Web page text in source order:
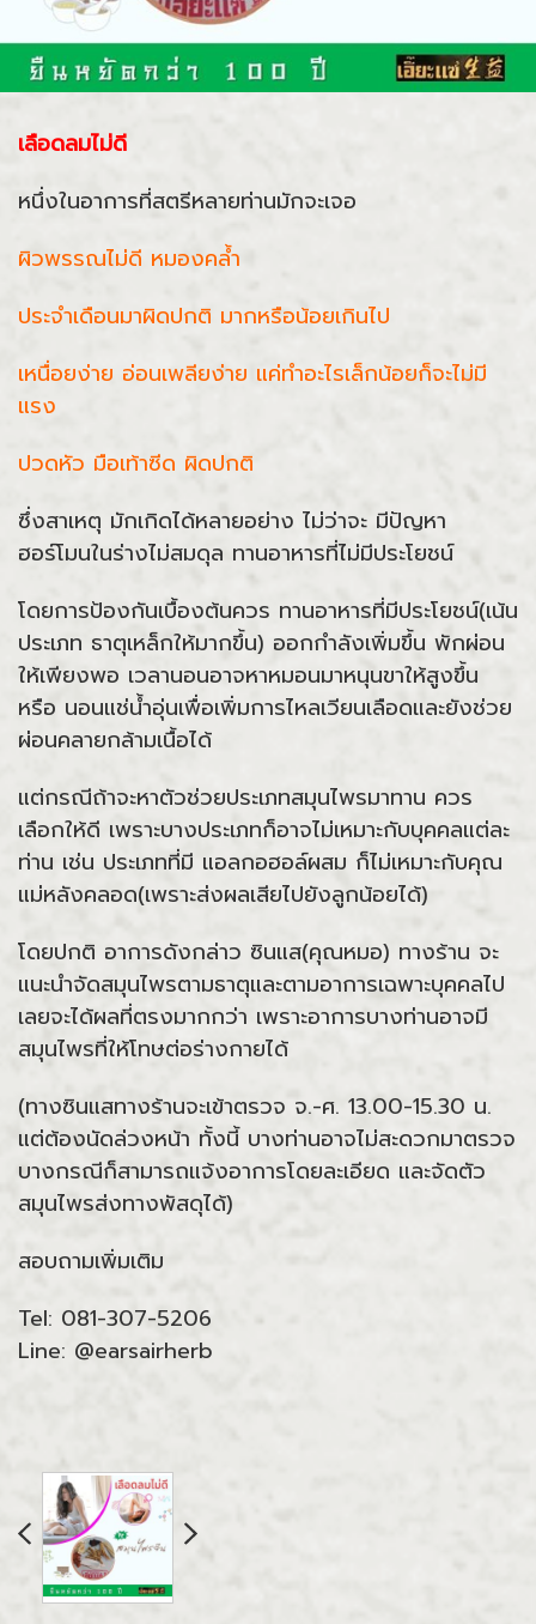
เลือดลมไม่ดี
หนึ่งในอาการที่สตรีหลายท่านมักจะเจอ
ผิวพรรณไม่ดี หมองคล้ำ
ประจำเดือนมาผิดปกติ มากหรือน้อยเกินไป
เหนื่อยง่าย อ่อนเพลียง่าย แค่ทำอะไรเล็กน้อยก็จะไม่มี
แรง
ปวดหัว มือเท้าซีด ผิดปกติ
ซึ่งสาเหตุ มักเกิดได้หลายอย่าง ไม่ว่าจะ มีปัญหา
ฮอร์โมนในร่างไม่สมดุล ทานอาหารที่ไม่มีประโยชน์
โดยการป้องกันเบื้องต้นควร ทานอาหารที่มีประโยชน์(เน้น
ประเภท ธาตุเหล็กให้มากขึ้น) ออกกำลังเพิ่มขึ้น พักผ่อน
ให้เพียงพอ เวลานอนอาจหาหมอนมาหนุนขาให้สูงขึ้น
หรือ นอนแช่น้ำอุ่นเพื่อเพิ่มการไหลเวียนเลือดและยังช่วย
ผ่อนคลายกล้ามเนื้อได้
แต่กรณีถ้าจะหาตัวช่วยประเภทสมุนไพรมาทาน ควร
เลือกให้ดี เพราะบางประเภทก็อาจไม่เหมาะกับบุคคลแต่ละ
ท่าน เช่น ประเภทที่มี แอลกอฮอล์ผสม ก็ไม่เหมาะกับคุณ
แม่หลังคลอด(เพราะส่งผลเสียไปยังลูกน้อยได้)
โดยปกติ อาการดังกล่าว ซินแส(คุณหมอ) ทางร้าน จะ
แนะนำจัดสมุนไพรตามธาตุและตามอาการเฉพาะบุคคลไป
เลยจะได้ผลที่ตรงมากกว่า เพราะอาการบางท่านอาจมี
สมุนไพรที่ให้โทษต่อร่างกายได้
(ทางซินแสทางร้านจะเข้าตรวจ จ.-ศ. 13.00-15.30 น.
แต่ต้องนัดล่วงหน้า ทั้งนี้ บางท่านอาจไม่สะดวกมาตรวจ
บางกรณีก็สามารถแจ้งอาการโดยละเอียด และจัดตัว
สมุนไพรส่งทางพัสดุได้)
สอบถามเพิ่มเติม
Tel: 081-307-5206
Line: @earsairherb